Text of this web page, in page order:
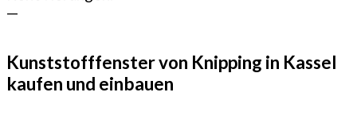
—
Kunststofffenster von Knipping in Kassel
kaufen und einbauen